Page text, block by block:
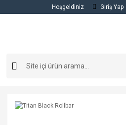
Hoşgeldiniz Giriş Yap